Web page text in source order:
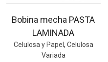
Bobina mecha PASTA
LAMINADA
Celulosa y Papel , Celulosa
Variada